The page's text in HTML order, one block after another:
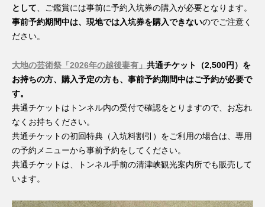
として、ご鑑賞には事前に予約入坑券の購入が必要となります。
事前予約期間中は、現地では入坑券を購入できないのでご注意く
ださい。
大地の芸術祭「2026年の越後妻有」 共通チケット（2,500円）を
お持ちの方、購入予定の方も、事前予約期間中はご予約が必要で
す。
共通チケットはトンネル内の受付で確認をとりますので、お忘れ
なくお持ちください。
共通チケットの初回特典（入坑料割引）をご利用の場合は、専用
の予約メニューから事前予約をしてください。
共通チケットは、トンネル手前の清津峡観光案内所でも販売して
います。